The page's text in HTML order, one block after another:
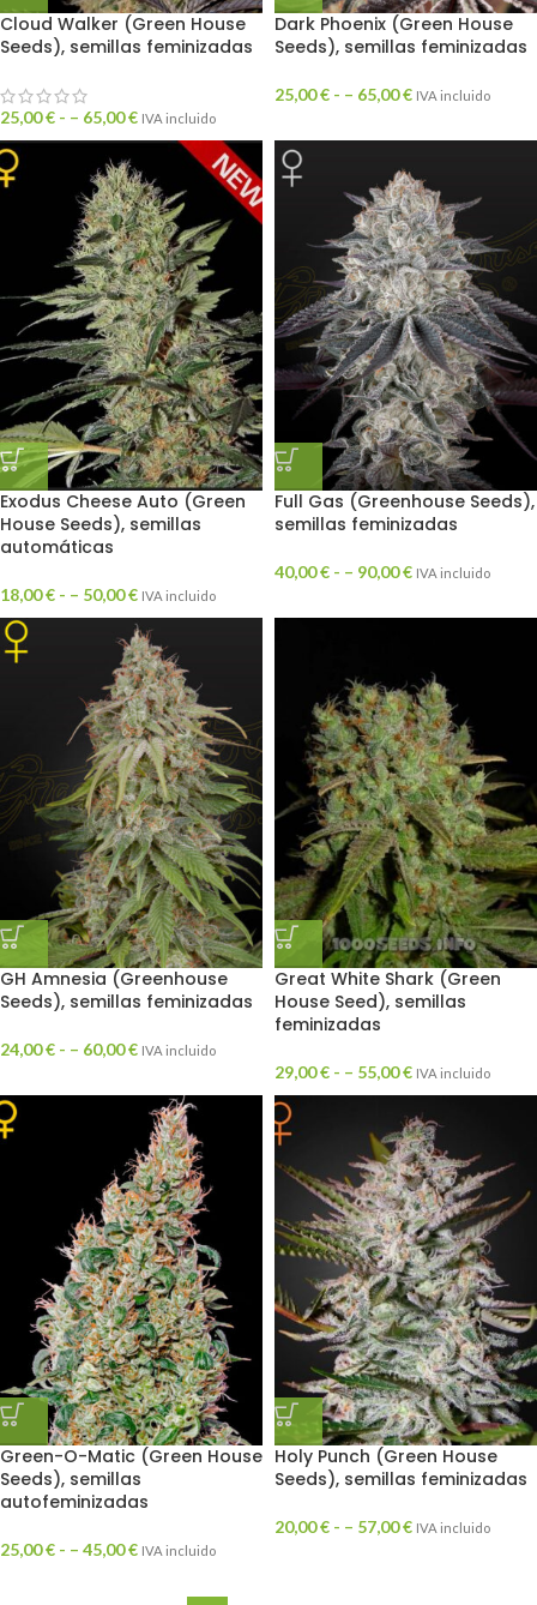
Cloud Walker (Green House
Seeds), semillas feminizadas
25,00€ - – 65,00€ IVA incluido
Dark Phoenix (Green House
Seeds), semillas feminizadas
25,00€ - – 65,00€ IVA incluido
Exodus Cheese Auto (Green
House Seeds), semillas
automáticas
18,00€ - – 50,00€ IVA incluido
Full Gas (Greenhouse Seeds),
semillas feminizadas
40,00€ - – 90,00€ IVA incluido
GH Amnesia (Greenhouse
Seeds), semillas feminizadas
24,00€ - – 60,00€ IVA incluido
Great White Shark (Green
House Seed), semillas
feminizadas
29,00€ - – 55,00€ IVA incluido
Green-O-Matic (Green House
Seeds), semillas
autofeminizadas
25,00€ - – 45,00€ IVA incluido
Holy Punch (Green House
Seeds), semillas feminizadas
20,00€ - – 57,00€ IVA incluido